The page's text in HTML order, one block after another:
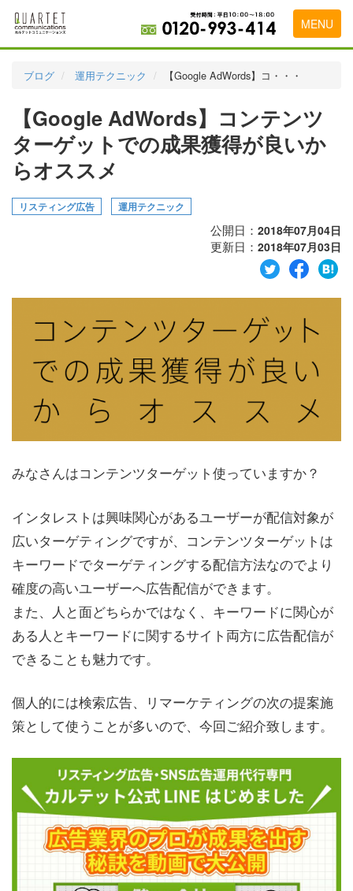
MENU
実績・お客様の声
初めて導入をお考えの方
お問い合わせ
ブログ 運用テクニック 【Google AdWords】コ・・・
【Google AdWords】コンテンツ
ターゲットでの成果獲得が良いか
らオススメ
リスティング広告 運用テクニック
公開日： 2018年07月04日
更新日： 2018年07月03日
みなさんはコンテンツターゲット使っていますか？
インタレストは興味関心があるユーザーが配信対象が
広いターゲティングですが、コンテンツターゲットは
キーワードでターゲティングする配信方法なのでより
確度の高いユーザーへ広告配信ができます。
また、人と面どちらかではなく、キーワードに関心が
ある人とキーワードに関するサイト両方に広告配信が
できることも魅力です。
個人的には検索広告、リマーケティングの次の提案施
策として使うことが多いので、今回ご紹介致します。